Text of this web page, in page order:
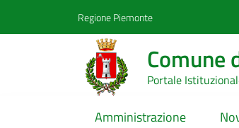
Regione Piemonte
Comune
Portale
Amministrazione